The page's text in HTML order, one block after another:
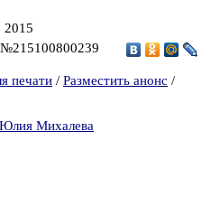
2015
№215100800239
печати / Разместить анонс /
Юлия Михалева